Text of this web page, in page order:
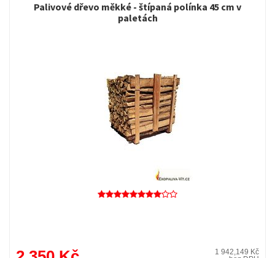
Palivové dřevo měkké - štípaná polínka 45 cm v
paletách
1 942,149 Kč